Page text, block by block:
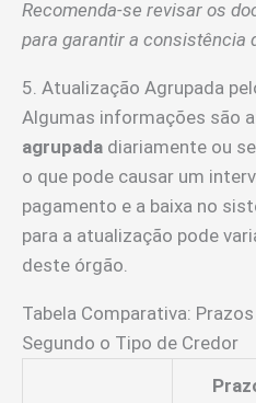
Recomenda-se revisar os
para garantir a consistência
5. Atualização Agrupada
Algumas informações são
agrupada diariamente ou
o que pode causar um
pagamento e a baixa no
para a atualização pode
deste órgão.
Tabela Comparativa:
Segundo o Tipo de Credor